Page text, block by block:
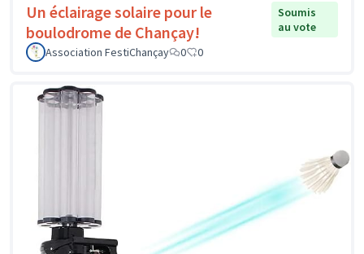
Un éclairage solaire pour le
boulodrome de Chançay!
Soumis
au vote
Association FestiChançay
0 0